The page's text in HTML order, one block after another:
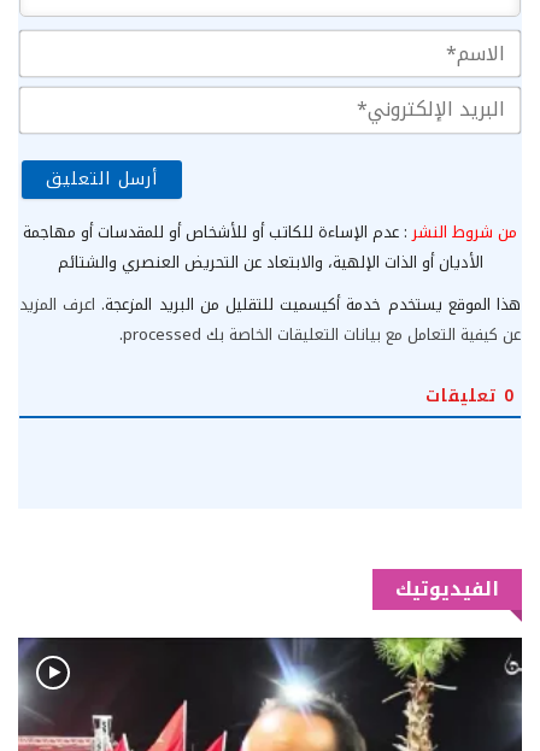
من شروط النشر : عدم الإساءة للكاتب أو للأشخاص أو للمقدسات أو مهاجمة
الأديان أو الذات الإلهية، والابتعاد عن التحريض العنصري والشتائم
هذا الموقع يستخدم خدمة أكيسميت للتقليل من البريد المزعجة. اعرف المزيد
عن كيفية التعامل مع بيانات التعليقات الخاصة بك processed
.
0 تعليقات
الفيديوتيك